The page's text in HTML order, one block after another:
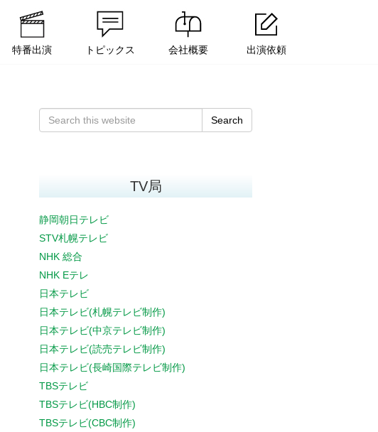
特番出演 トピックス 会社概要 出演依頼
Search
TV局
静岡朝日テレビ
STV札幌テレビ
NHK 総合
NHK Eテレ
日本テレビ
日本テレビ(札幌テレビ制作)
日本テレビ(中京テレビ制作)
日本テレビ(読売テレビ制作)
日本テレビ(長崎国際テレビ制作)
TBSテレビ
TBSテレビ(HBC制作)
TBSテレビ(CBC制作)